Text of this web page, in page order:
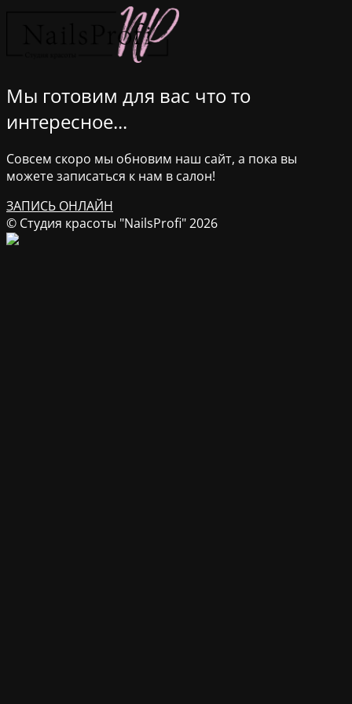
Мы готовим для вас что то
интересное...
Совсем скоро мы обновим наш сайт, а пока вы
можете записаться к нам в салон!
ЗАПИСЬ ОНЛАЙН
© Студия красоты "NailsProfi" 2026